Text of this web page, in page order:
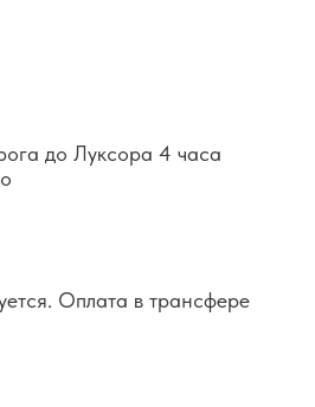
до Луксора 4 часа
Оплата в трансфере